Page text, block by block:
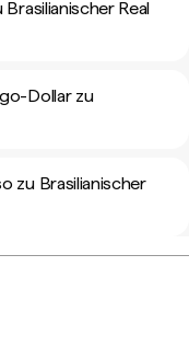
Real
Dollar zu
zu Brasilianischer